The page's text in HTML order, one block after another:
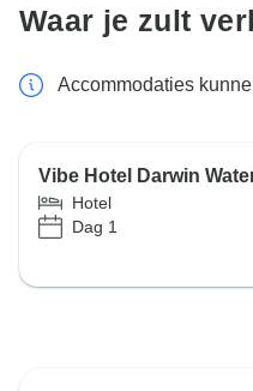
Waar je zult
Accommodaties
Vibe Hotel Darwin
Hotel
Dag 1